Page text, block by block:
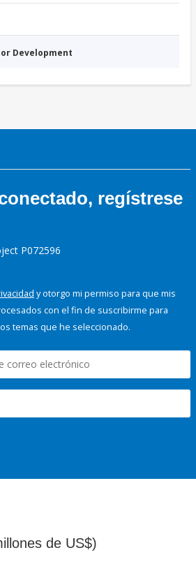
Development
regístrese
P072596
y otorgo mi permiso para que mis
con el fin de suscribirme para
temas que he seleccionado.
de US$)